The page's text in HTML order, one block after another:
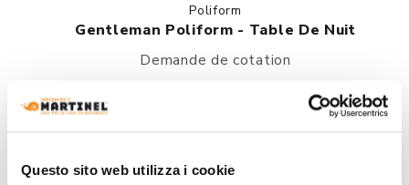
Questo sito web utilizza i cookie
Poliform
Gentleman Poliform - Table De Nuit
Demande de cotation